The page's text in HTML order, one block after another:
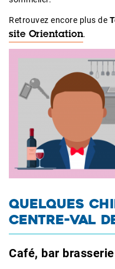
Retrouvez encore plus de
site Orientation.
QUELQUES
CENTRE-VAL
Café, bar brasserie